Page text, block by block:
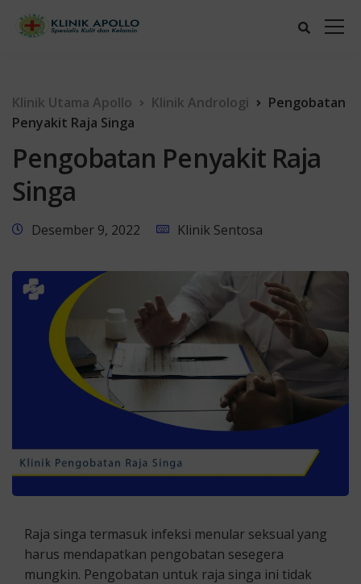
Klinik Utama Apollo Klinik Andrologi
Pengobatan
Penyakit Raja Singa
Pengobatan Penyakit Raja
Singa
Desember 9, 2022 Klinik Sentosa
Raja singa termasuk infeksi menular seksual yang
harus mendapatkan pengobatan sesegera
mungkin. Pengobatan untuk raja singa ini tidak